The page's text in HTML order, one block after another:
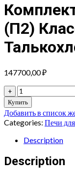
(П2)
147700,00₽
+
Комплект
Avangard
ЗК
24
(П2)
Классика
Талькохлорит
кирпич
quantity
Купить
Добавить в список
Categories: Печи для
Description
Description